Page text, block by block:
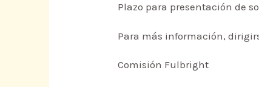
Plazo para presentación de
Para más información,
Comisión Fulbright